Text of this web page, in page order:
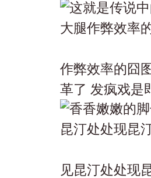
作弊效率的囧
革了 发疯戏是
见昆汀处处现